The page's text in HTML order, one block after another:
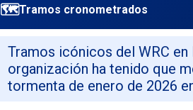
🗺️Tramos cronometrados
Tramos icónicos del WRC
organización ha tenido que
tormenta de enero de 2026